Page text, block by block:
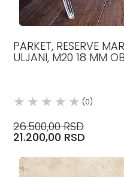
PARKET, RESERVE
ULJANI, M20 18 MM
(0)
26.500,00 RSD
21.200,00 RSD